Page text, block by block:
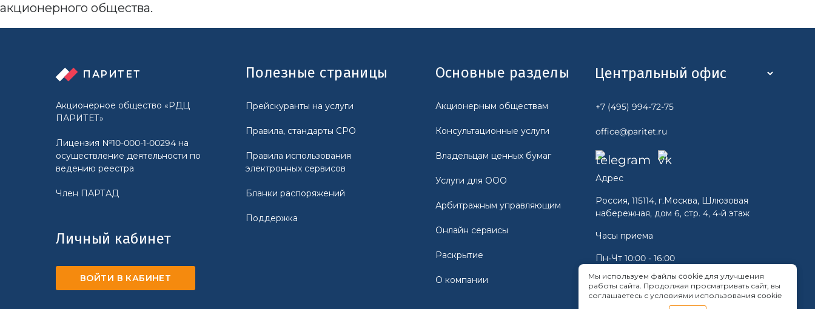
Мы используем файлы cookie для улучшения
работы сайта. Продолжая просматривать сайт, вы
соглашаетесь с условиями использования cookie
акционерного общества.
ПАРИТЕТ
Акционерное общество «РДЦ
ПАРИТЕТ»
Лицензия №10-000-1-00294 на
осуществление деятельности по
ведению реестра
Член ПАРТАД
Личный кабинет
ВОЙТИ В КАБИНЕТ
Полезные страницы
Прейскуранты на услуги
Правила, стандарты СРО
Правила использования
электронных сервисов
Бланки распоряжений
Поддержка
Основные разделы
Акционерным обществам
Консультационные услуги
Владельцам ценных бумаг
Услуги для ООО
Арбитражным управляющим
Онлайн сервисы
Раскрытие
О компании
+7 (495) 994-72-75
office@paritet.ru
Адрес
Россия, 115114, г.Москва, Шлюзовая
набережная, дом 6, стр. 4, 4-й этаж
Часы приема
Пн-Чт 10:00 - 16:00
Пт 10:00 -15:00
Cб, Вс - Выходной